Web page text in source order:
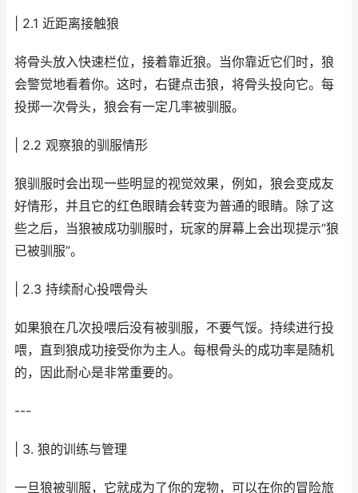
| 2.1 近距离接触狼
将骨头放入快速栏位，接着靠近狼。当你靠近它们时，狼
会警觉地看着你。这时，右键点击狼，将骨头投向它。每
投掷一次骨头，狼会有一定几率被驯服。
| 2.2 观察狼的驯服情形
狼驯服时会出现一些明显的视觉效果，例如，狼会变成友
好情形，并且它的红色眼睛会转变为普通的眼睛。除了这
些之后，当狼被成功驯服时，玩家的屏幕上会出现提示“狼
已被驯服”。
| 2.3 持续耐心投喂骨头
如果狼在几次投喂后没有被驯服，不要气馁。持续进行投
喂，直到狼成功接受你为主人。每根骨头的成功率是随机
的，因此耐心是非常重要的。
---
| 3. 狼的训练与管理
一旦狼被驯服，它就成为了你的宠物，可以在你的冒险旅